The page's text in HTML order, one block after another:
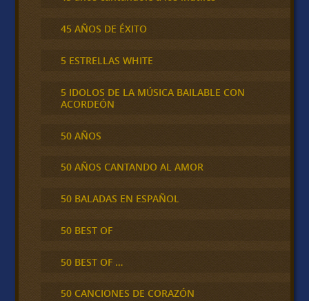
45 AÑOS DE ÉXITO
5 ESTRELLAS WHITE
5 IDOLOS DE LA MÚSICA BAILABLE CON
ACORDEÓN
50 AÑOS
50 AÑOS CANTANDO AL AMOR
50 BALADAS EN ESPAÑOL
50 BEST OF
50 BEST OF …
50 CANCIONES DE CORAZÓN